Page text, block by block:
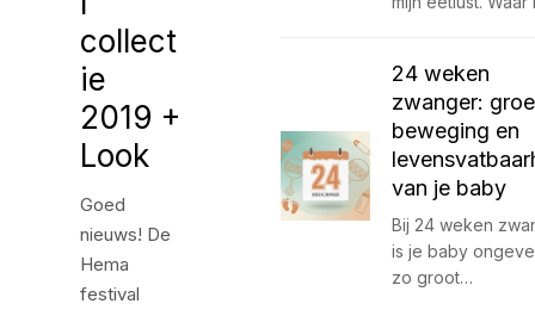
collect
ie
2019 +
Look
Goed
nieuws! De
Hema
festival
24 weken
zwanger:
beweging en
van je baby
Bij 24 weken
is je baby
zo groot…